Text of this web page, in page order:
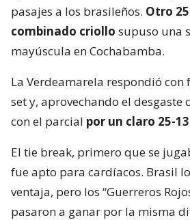
pasajes a los brasileños. Otro
combinado criollo supuso una
mayúscula en Cochabamba.
La Verdeamarela respondió con
set y, aprovechando el desgaste
con el parcial por un claro 25-13
El tie break, primero que se
fue apto para cardíacos. Brasil
ventaja, pero los “Guerreros
pasaron a ganar por la misma